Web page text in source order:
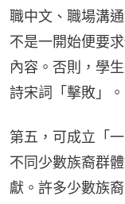
職中文、職場溝
不是一開始便要
內容。否則，學
詩宋詞「擊敗」。
第五，可成立「
不同少數族裔群
獻。許多少數族